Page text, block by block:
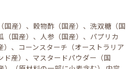
国産）、穀物酢（国産）、洗双糖（国
（国産）、人参（国産）、パプリカ
）、コーンスターチ（オーストラリア
ド産）、マスタードパウダー（国